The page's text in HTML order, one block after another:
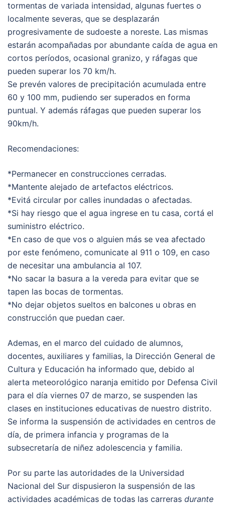
tormentas de variada intensidad, algunas fuertes o
localmente severas, que se desplazarán
progresivamente de sudoeste a noreste. Las mismas
estarán acompañadas por abundante caída de agua en
cortos períodos, ocasional granizo, y ráfagas que
pueden superar los 70 km/h.
Se prevén valores de precipitación acumulada entre
60 y 100 mm, pudiendo ser superados en forma
puntual. Y además ráfagas que pueden superar los
90km/h.
Recomendaciones:
*Permanecer en construcciones cerradas.
*Mantente alejado de artefactos eléctricos.
*Evitá circular por calles inundadas o afectadas.
*Si hay riesgo que el agua ingrese en tu casa, cortá el
suministro eléctrico.
*En caso de que vos o alguien más se vea afectado
por este fenómeno, comunicate al 911 o 109, en caso
de necesitar una ambulancia al 107.
*No sacar la basura a la vereda para evitar que se
tapen las bocas de tormentas.
*No dejar objetos sueltos en balcones u obras en
construcción que puedan caer.
Ademas, en el marco del cuidado de alumnos,
docentes, auxiliares y familias, la Dirección General de
Cultura y Educación ha informado que, debido al
alerta meteorológico naranja emitido por Defensa Civil
para el día viernes 07 de marzo, se suspenden las
clases en instituciones educativas de nuestro distrito.
Se informa la suspensión de actividades en centros de
día, de primera infancia y programas de la
subsecretaría de niñez adolescencia y familia.
Por su parte las autoridades de la Universidad
Nacional del Sur dispusieron la suspensión de las
actividades académicas de todas las carreras durante